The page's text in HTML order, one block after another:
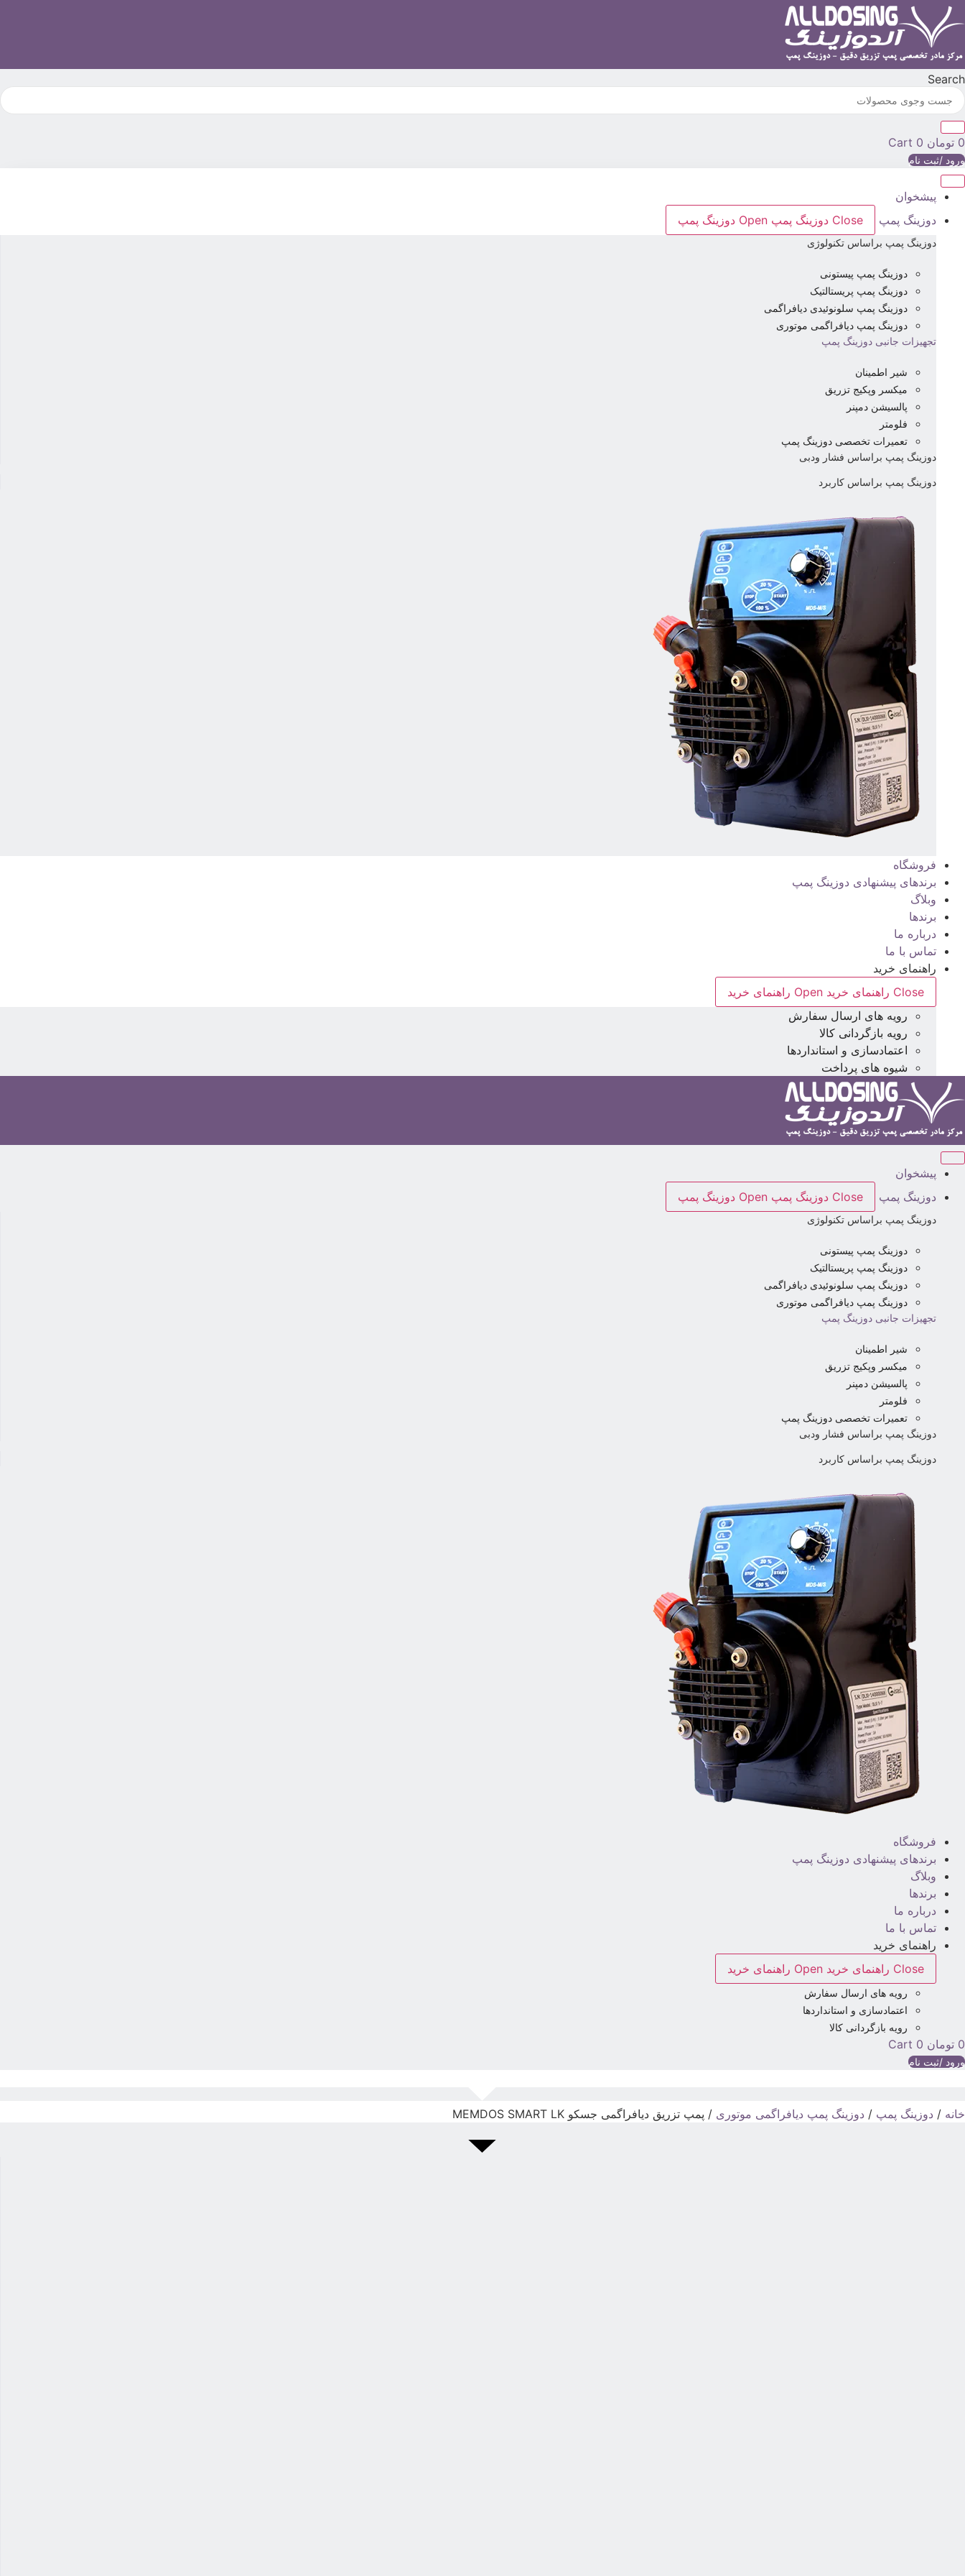
پرش
به
Search
0 تومان 0
Cart
ورود /ثبت نام
پیشخوان
دوزینگ پمپ
Close دوزینگ پمپ Open دوزینگ پمپ
دوزینگ پمپ براساس تکنولوژی
دوزینگ پمپ پیستونی
دوزینگ پمپ پریستالتیک
دوزینگ پمپ سلونوئیدی دیافراگمی
دوزینگ پمپ دیافراگمی موتوری
تجهیزات جانبی دوزینگ پمپ
شیر اطمینان
میکسر وپکیج تزریق
پالسیشن دمپنر
فلومتر
تعمیرات تخصصی دوزینگ پمپ
دوزینگ پمپ براساس فشار ودبی
دوزینگ پمپ براساس کاربرد
فروشگاه
برندهای پیشنهادی دوزینگ پمپ
وبلاگ
برندها
درباره ما
تماس با ما
راهنمای خرید
Close راهنمای خرید
Open راهنمای خرید
رویه های ارسال سفارش
رویه بازگردانی کالا
اعتمادسازی و استانداردها
شیوه های پرداخت
پیشخوان
دوزینگ پمپ
Close دوزینگ پمپ Open دوزینگ پمپ
دوزینگ پمپ براساس تکنولوژی
دوزینگ پمپ پیستونی
دوزینگ پمپ پریستالتیک
دوزینگ پمپ سلونوئیدی دیافراگمی
دوزینگ پمپ دیافراگمی موتوری
تجهیزات جانبی دوزینگ پمپ
شیر اطمینان
میکسر وپکیج تزریق
پالسیشن دمپنر
فلومتر
تعمیرات تخصصی دوزینگ پمپ
دوزینگ پمپ براساس فشار ودبی
دوزینگ پمپ براساس کاربرد
فروشگاه
برندهای پیشنهادی دوزینگ پمپ
وبلاگ
برندها
درباره ما
تماس با ما
راهنمای خرید
Close راهنمای خرید
Open راهنمای خرید
رویه های ارسال سفارش
اعتمادسازی و استانداردها
رویه بازگردانی کالا
0 تومان 0
Cart
ورود /ثبت نام
خانه / دوزینگ پمپ / دوزینگ پمپ دیافراگمی موتوری / پمپ تزریق دیافراگمی جسکو MEMDOS SMART LK